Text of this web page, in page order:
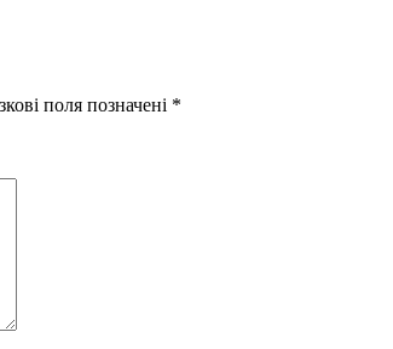
поля позначені *